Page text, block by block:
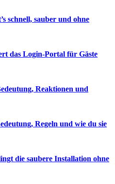
schnell, sauber und ohne
das Login-Portal für Gäste
Reaktionen und
Regeln und wie du sie
die saubere Installation ohne